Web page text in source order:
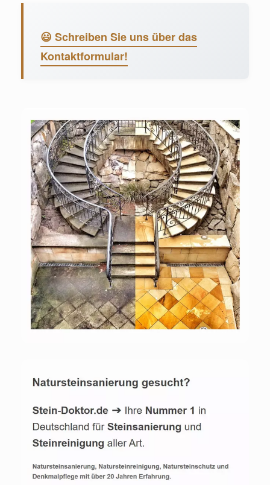
😃 Schreiben Sie uns über das
Kontaktformular!